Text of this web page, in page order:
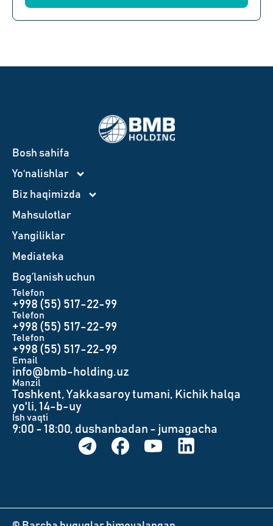
Bosh sahifa
Yo‘nalishlar
Biz haqimizda
Mahsulotlar
Yangiliklar
Mediateka
Bog’lanish uchun
Telefon
+998 (55) 517-22-99
Telefon
+998 (55) 517-22-99
Telefon
+998 (55) 517-22-99
Email
info@bmb-holding.uz​
Manzil
Toshkent, Yakkasaroy tumani, Kichik halqa
yo'li, 14-b-uy
Ish vaqti
9:00 - 18:00, dushanbadan - jumagacha